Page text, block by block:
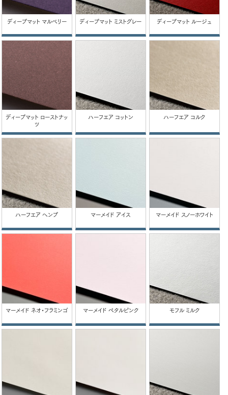
ディープマット マルベリー ディープマット ミストグレー ディープマット ルージュ
ディープマット ローストナッ
ツ
ハーフエア コットン ハーフエア コルク
ハーフエア ヘンプ マーメイド アイス マーメイド スノーホワイト
マーメイド ネオ・フラミンゴ マーメイド ペタルピンク モフル ミルク